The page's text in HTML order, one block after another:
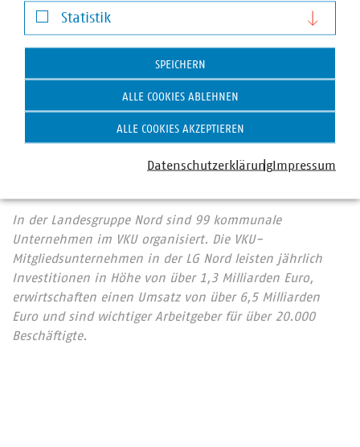
Geschäftsführer
+49 170 858 0093
amtsberg(at)vku(dot)de
In der Landesgruppe Nord sind 99 kommunale
Unternehmen im VKU organisiert. Die VKU-
Mitgliedsunternehmen in der LG Nord leisten jährlich
Investitionen in Höhe von über 1,3 Milliarden Euro,
erwirtschaften einen Umsatz von über 6,5 Milliarden
Euro und sind wichtiger Arbeitgeber für über 20.000
Beschäftigte.
Statistik
Statistik
SPEICHERN
ALLE COOKIES ABLEHNEN
ALLE COOKIES AKZEPTIEREN
DatenschutzerklärungImpressum